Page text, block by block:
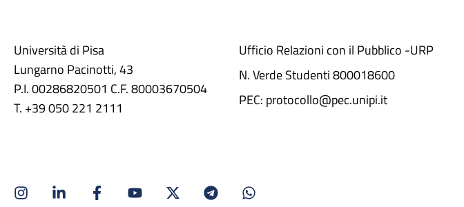
Università di Pisa
Lungarno Pacinotti, 43
P.I. 00286820501 C.F. 80003670504
T. +39 050 221 2111
Ufficio Relazioni con il Pubblico -URP
N. Verde Studenti 800018600​
PEC: protocollo@pec.unipi.it